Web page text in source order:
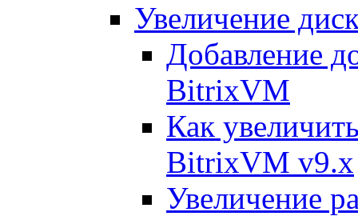
Увеличение
Добавление
BitrixVM
Как
BitrixVM v9.x
Увеличение